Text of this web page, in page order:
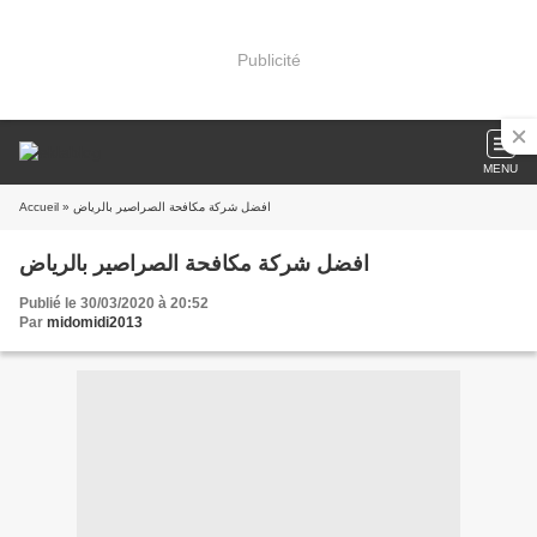
Publicité
MENU
Accueil » افضل شركة مكافحة الصراصير بالرياض
افضل شركة مكافحة الصراصير بالرياض
Publié le 30/03/2020 à 20:52
Par midomidi2013